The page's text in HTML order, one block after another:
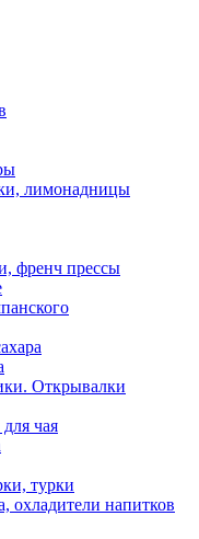
лимонадницы
френч прессы
Открывалки
чая
турки
охладители напитков